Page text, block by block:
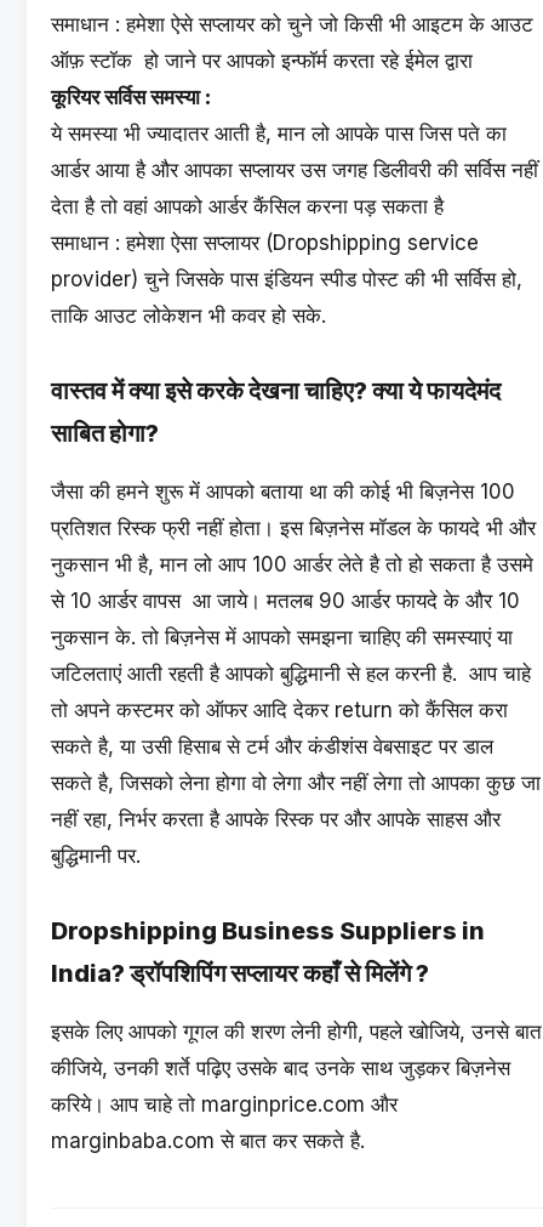
समाधान : हमेशा ऐसे सप्लायर को चुने जो किसी भी आइटम के आउट
ऑफ़ स्टॉक हो जाने पर आपको इन्फॉर्म करता रहे ईमेल द्वारा
कूरियर सर्विस समस्या :
ये समस्या भी ज्यादातर आती है, मान लो आपके पास जिस पते का
आर्डर आया है और आपका सप्लायर उस जगह डिलीवरी की सर्विस नहीं
देता है तो वहां आपको आर्डर कैंसिल करना पड़ सकता है
समाधान : हमेशा ऐसा सप्लायर (Dropshipping service
provider) चुने जिसके पास इंडियन स्पीड पोस्ट की भी सर्विस हो,
ताकि आउट लोकेशन भी कवर हो सके.
वास्तव में क्या इसे करके देखना चाहिए? क्या ये फायदेमंद
साबित होगा?
जैसा की हमने शुरू में आपको बताया था की कोई भी बिज़नेस 100
प्रतिशत रिस्क फ्री नहीं होता। इस बिज़नेस मॉडल के फायदे भी और
नुकसान भी है, मान लो आप 100 आर्डर लेते है तो हो सकता है उसमे
से 10 आर्डर वापस आ जाये। मतलब 90 आर्डर फायदे के और 10
नुकसान के. तो बिज़नेस में आपको समझना चाहिए की समस्याएं या
जटिलताएं आती रहती है आपको बुद्धिमानी से हल करनी है. आप चाहे
तो अपने कस्टमर को ऑफर आदि देकर return को कैंसिल करा
सकते है, या उसी हिसाब से टर्म और कंडीशंस वेबसाइट पर डाल
सकते है, जिसको लेना होगा वो लेगा और नहीं लेगा तो आपका कुछ जा
नहीं रहा, निर्भर करता है आपके रिस्क पर और आपके साहस और
बुद्धिमानी पर.
Dropshipping Business Suppliers in
India? ड्रॉपशिपिंग सप्लायर कहाँ से मिलेंगे ?
इसके लिए आपको गूगल की शरण लेनी होगी, पहले खोजिये, उनसे बात
कीजिये, उनकी शर्ते पढ़िए उसके बाद उनके साथ जुड़कर बिज़नेस
करिये। आप चाहे तो marginprice.comऔर
marginbaba.com से बात कर सकते है.